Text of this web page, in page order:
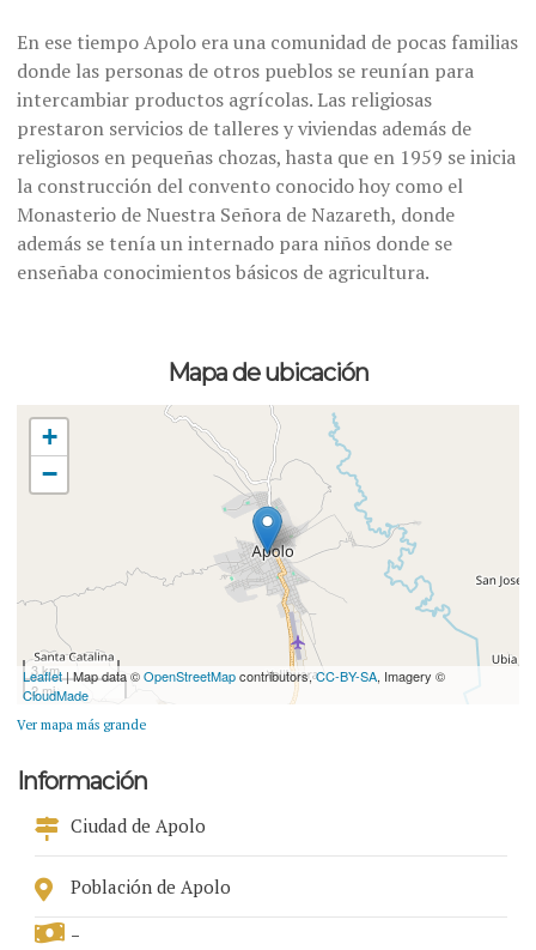
En ese tiempo Apolo era una comunidad de pocas familias
donde las personas de otros pueblos se reunían para
intercambiar productos agrícolas. Las religiosas
prestaron servicios de talleres y viviendas además de
religiosos en pequeñas chozas, hasta que en 1959 se inicia
la construcción del convento conocido hoy como el
Monasterio de Nuestra Señora de Nazareth, donde
además se tenía un internado para niños donde se
enseñaba conocimientos básicos de agricultura.
Mapa de ubicación
+
−
3 km
2 mi
Leaflet| Map data ©OpenStreetMapcontributors,CC-BY-SA, Imagery ©
CloudMade
Ver mapa más grande
Información
Ciudad de Apolo
Población de Apolo
-